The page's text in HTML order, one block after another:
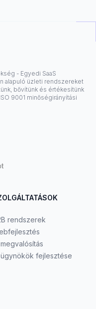
- Egyedi SaaS
alapuló üzleti rendszereket
bővítünk és értékesítünk
9001 minőségirányítási
rendszerek
ügynökök fejlesztése